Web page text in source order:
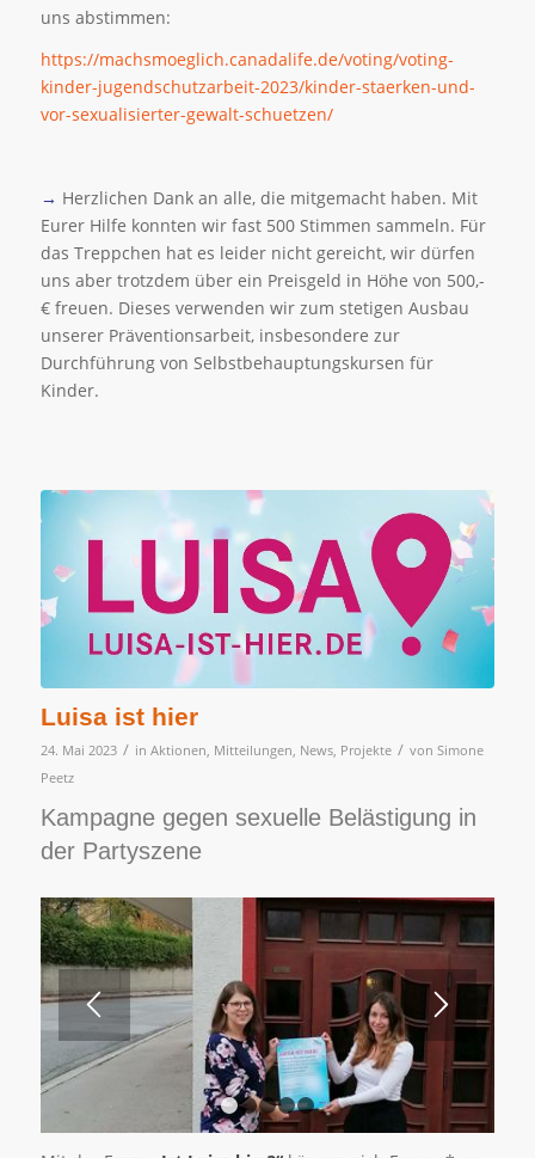
uns abstimmen:
https://machsmoeglich.canadalife.de/voting/voting-
kinder-jugendschutzarbeit-2023/kinder-staerken-und-
vor-sexualisierter-gewalt-schuetzen/
→ Herzlichen Dank an alle, die mitgemacht haben. Mit
Eurer Hilfe konnten wir fast 500 Stimmen sammeln. Für
das Treppchen hat es leider nicht gereicht, wir dürfen
uns aber trotzdem über ein Preisgeld in Höhe von 500,-
€ freuen. Dieses verwenden wir zum stetigen Ausbau
unserer Präventionsarbeit, insbesondere zur
Durchführung von Selbstbehauptungskursen für
Kinder.
Luisa ist hier
24. Mai 2023 / in Aktionen Mitteilungen News, Projekte / von Simone
Peetz
Kampagne gegen sexuelle Belästigung in
der Partyszene
1 4 5